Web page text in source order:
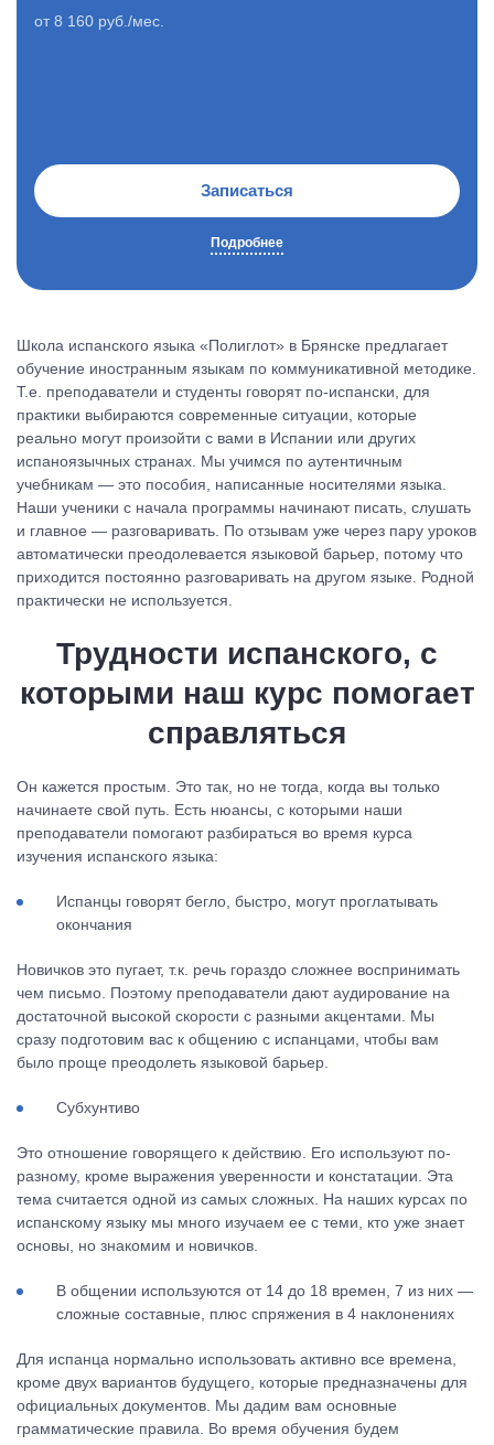
от 8 160 руб./мес.
Записаться
Подробнее
Школа испанского языка «Полиглот» в Брянске предлагает
обучение иностранным языкам по коммуникативной методике.
Т.е. преподаватели и студенты говорят по-испански, для
практики выбираются современные ситуации, которые
реально могут произойти с вами в Испании или других
испаноязычных странах. Мы учимся по аутентичным
учебникам — это пособия, написанные носителями языка.
Наши ученики с начала программы начинают писать, слушать
и главное — разговаривать. По отзывам уже через пару уроков
автоматически преодолевается языковой барьер, потому что
приходится постоянно разговаривать на другом языке. Родной
практически не используется.
Трудности испанского, с
которыми наш курс помогает
справляться
Он кажется простым. Это так, но не тогда, когда вы только
начинаете свой путь. Есть нюансы, с которыми наши
преподаватели помогают разбираться во время курса
изучения испанского языка:
Испанцы говорят бегло, быстро, могут проглатывать
окончания
Новичков это пугает, т.к. речь гораздо сложнее воспринимать
чем письмо. Поэтому преподаватели дают аудирование на
достаточной высокой скорости с разными акцентами. Мы
сразу подготовим вас к общению с испанцами, чтобы вам
было проще преодолеть языковой барьер.
Субхунтиво
Это отношение говорящего к действию. Его используют по-
разному, кроме выражения уверенности и констатации. Эта
тема считается одной из самых сложных. На наших курсах по
испанскому языку мы много изучаем ее с теми, кто уже знает
основы, но знакомим и новичков.
В общении используются от 14 до 18 времен, 7 из них —
сложные составные, плюс спряжения в 4 наклонениях
Для испанца нормально использовать активно все времена,
кроме двух вариантов будущего, которые предназначены для
официальных документов. Мы дадим вам основные
грамматические правила. Во время обучения будем